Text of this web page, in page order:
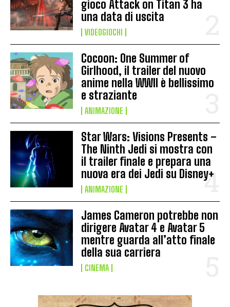
gioco Attack on Titan 3 ha
una data di uscita
VIDEOGIOCHI
Cocoon: One Summer of
Girlhood, il trailer del nuovo
anime nella WWII è bellissimo
e straziante
ANIMAZIONE
Star Wars: Visions Presents –
The Ninth Jedi si mostra con
il trailer finale e prepara una
nuova era dei Jedi su Disney+
ANIMAZIONE
James Cameron potrebbe non
dirigere Avatar 4 e Avatar 5
mentre guarda all’atto finale
della sua carriera
CINEMA